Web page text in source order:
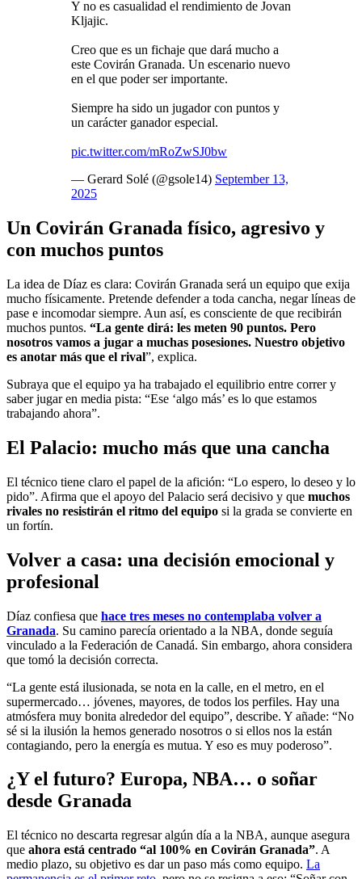
Y no es casualidad el rendimiento de Jovan
Kljajic.
Creo que es un fichaje que dará mucho a
este Covirán Granada. Un escenario nuevo
en el que poder ser importante.
Siempre ha sido un jugador con puntos y
un carácter ganador especial.
pic.twitter.com/mRoZwSJ0bw
— Gerard Solé (@gsole14) September 13,
2025
Un Covirán Granada físico, agresivo y
con muchos puntos
La idea de Díaz es clara: Covirán Granada será un equipo que exija
mucho físicamente. Pretende defender a toda cancha, negar líneas de
pase e incomodar siempre. Aun así, es consciente de que recibirán
muchos puntos. “La gente dirá: les meten 90 puntos. Pero
nosotros vamos a jugar a muchas posesiones. Nuestro objetivo
es anotar más que el rival”, explica.
Subraya que el equipo ya ha trabajado el equilibrio entre correr y
saber jugar en media pista: “Ese ‘algo más’ es lo que estamos
trabajando ahora”.
El Palacio: mucho más que una cancha
El técnico tiene claro el papel de la afición: “Lo espero, lo deseo y lo
pido”. Afirma que el apoyo del Palacio será decisivo y que muchos
rivales no resistirán el ritmo del equipo si la grada se convierte en
un fortín.
Volver a casa: una decisión emocional y
profesional
Díaz confiesa que hace tres meses no contemplaba volver a
Granada. Su camino parecía orientado a la NBA, donde seguía
vinculado a la Federación de Canadá. Sin embargo, ahora considera
que tomó la decisión correcta.
“La gente está ilusionada, se nota en la calle, en el metro, en el
supermercado… jóvenes, mayores, de todos los perfiles. Hay una
atmósfera muy bonita alrededor del equipo”, describe. Y añade: “No
sé si la ilusión la hemos generado nosotros o si ellos nos la están
contagiando, pero la energía es mutua. Y eso es muy poderoso”.
¿Y el futuro? Europa, NBA… o soñar
desde Granada
El técnico no descarta regresar algún día a la NBA, aunque asegura
que ahora está centrado “al 100% en Covirán Granada”. A
medio plazo, su objetivo es dar un paso más como equipo. La